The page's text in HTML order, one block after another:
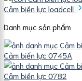
Cảm biến lực loadcell
Danh mục sản phẩm
Cảm biến lực 0745A
Cảm biến lực 0782